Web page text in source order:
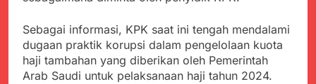
Mitra Pendidikan di
Langsung Turun
Lapangan Temui Warga
Desa Paseraman yang
Lumpuh dan Hidup
Sebatang Kara
Agustus 3, 2026
Poktan Kadupugur
Laksanakan Program
Sebagai informasi, KPK saat ini tengah mendalami
dugaan praktik korupsi dalam pengelolaan kuota
haji tambahan yang diberikan oleh Pemerintah
Arab Saudi untuk pelaksanaan haji tahun 2024.